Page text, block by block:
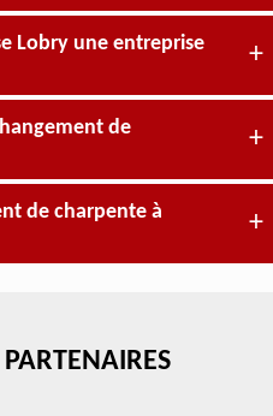
Lobry une entreprise
de
de charpente à